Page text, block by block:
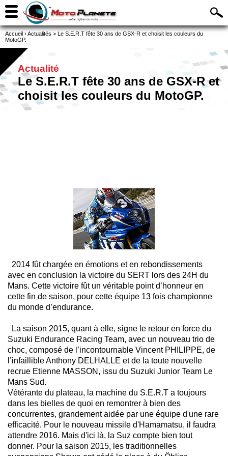
Accueil ›Actualités > Le S.E.R.T fête 30 ans de GSX-R et choisit les couleurs du
MotoGP.
Actualité
Le S.E.R.T fête 30 ans de GSX-R et
choisit les couleurs du MotoGP.
2014 fût chargée en émotions et en rebondissements
avec en conclusion la victoire du SERT lors des 24H du
Mans. Cette victoire fût un véritable point d’honneur en
cette fin de saison, pour cette équipe 13 fois championne
du monde d’endurance.
La saison 2015, quant à elle, signe le retour en force du
Suzuki Endurance Racing Team, avec un nouveau trio de
choc, composé de l’incontournable Vincent PHILIPPE, de
l’infaillible Anthony DELHALLE et de la toute nouvelle
recrue Etienne MASSON, issu du Suzuki Junior Team Le
Mans Sud.
Vétérante du plateau, la machine du S.E.R.T a toujours
dans les bielles de quoi en remontrer à bien des
concurrentes, grandement aidée par une équipe d'une rare
efficacité. Pour le nouveau missile d'Hamamatsu, il faudra
attendre 2016. Mais d'ici là, la Suz compte bien tout
donner. Pour la saison 2015, les traditionnelles